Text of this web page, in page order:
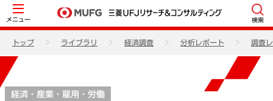
メニュー 検索
トップ ライブラリ 経済調査 分析レポート 調査
経済・産業・雇用・労働